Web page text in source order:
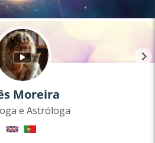
Moreira
e Astróloga